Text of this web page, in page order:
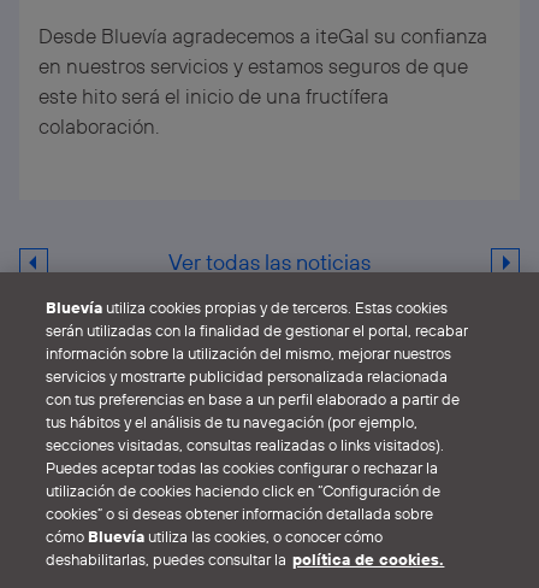
Desde Bluevía agradecemos a iteGal su confianza
en nuestros servicios y estamos seguros de que
este hito será el inicio de una fructífera
colaboración.
Ver todas las noticias
Aviso legal Política de Cookies
Política de privacidad
Canal de denuncias
Ayudas públicas al despliegue
Bluevía utiliza cookies propias y de terceros. Estas cookies
serán utilizadas con la finalidad de gestionar el portal, recabar
información sobre la utilización del mismo, mejorar nuestros
servicios y mostrarte publicidad personalizada relacionada
con tus preferencias en base a un perfil elaborado a partir de
tus hábitos y el análisis de tu navegación (por ejemplo,
secciones visitadas, consultas realizadas o links visitados).
Puedes aceptar todas las cookies configurar o rechazar la
utilización de cookies haciendo click en “Configuración de
cookies” o si deseas obtener información detallada sobre
cómo Bluevía utiliza las cookies, o conocer cómo
deshabilitarlas, puedes consultar la política de cookies.